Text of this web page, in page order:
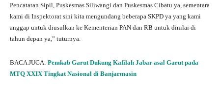
Pencatatan Sipil, Puskesmas Siliwangi dan Puskesmas Cibatu ya, sementara
kami di Inspektorat sini kita mengundang beberapa SKPD ya yang kami
anggap untuk diusulkan ke Kementerian PAN dan RB untuk dinilai di
tahun depan ya,” tuturnya.
BACA JUGA: Pemkab Garut Dukung Kafilah Jabar asal Garut pada
MTQ XXIX Tingkat Nasional di Banjarmasin